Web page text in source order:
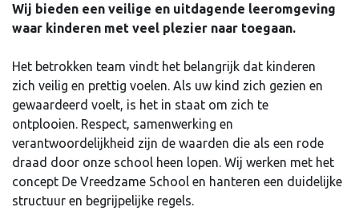
Wij bieden een veilige en uitdagende leeromgeving
waar kinderen met veel plezier naar toegaan.
Het betrokken team vindt het belangrijk dat kinderen
zich veilig en prettig voelen. Als uw kind zich gezien en
gewaardeerd voelt, is het in staat om zich te
ontplooien. Respect, samenwerking en
verantwoordelijkheid zijn de waarden die als een rode
draad door onze school heen lopen. Wij werken met het
concept De Vreedzame School en hanteren een duidelijke
structuur en begrijpelijke regels.